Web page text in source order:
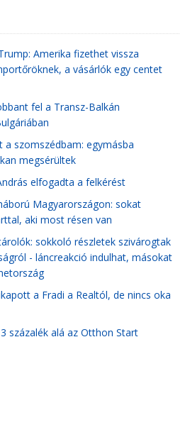
Amerika fizethet vissza
a vásárlók egy centet
fel a Transz-Balkán
a szomszédbam: egymásba
megsérültek
elfogadta a felkérést
Magyarországon: sokat
aki most résen van
sokkoló részletek szivárogtak
- láncreakció indulhat, másokat
a Fradi a Realtól, de nincs oka
százalék alá az Otthon Start